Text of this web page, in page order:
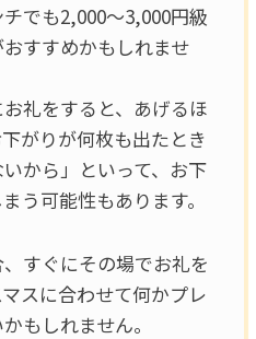
でも2,000〜3,000円級
すすめかもしれませ
礼をすると、あげるほ
がりが何枚も出たとき
から」といって、お下
う可能性もあります。
すぐにその場でお礼を
スに合わせて何かプレ
もしれません。